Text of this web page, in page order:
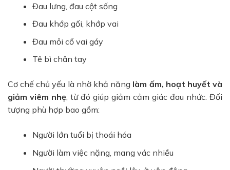
Đau lưng, đau cột sống
Đau khớp gối, khớp vai
Đau mỏi cổ vai gáy
Tê bì chân tay
Cơ chế chủ yếu là nhờ khả năng làm ấm, hoạt huyết và
giảm viêm nhẹ, từ đó giúp giảm cảm giác đau nhức. Đối
tượng phù hợp bao gồm:
Người lớn tuổi bị thoái hóa
Người làm việc nặng, mang vác nhiều